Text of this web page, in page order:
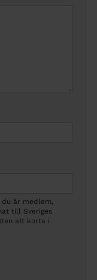
du är medlem,
till Sveriges
att korta i